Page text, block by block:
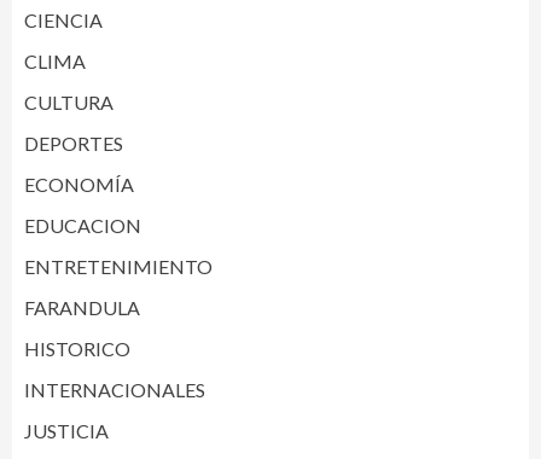
CIENCIA
CLIMA
CULTURA
DEPORTES
ECONOMÍA
EDUCACION
ENTRETENIMIENTO
FARANDULA
HISTORICO
INTERNACIONALES
JUSTICIA